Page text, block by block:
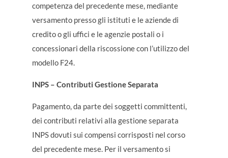
competenza del precedente mese, mediante
versamento presso gli istituti e le aziende di
credito o gli uffici e le agenzie postali o i
concessionari della riscossione con l’utilizzo del
modello F24.
INPS – Contributi Gestione Separata
Pagamento, da parte dei soggetti committenti,
dei contributi relativi alla gestione separata
INPS dovuti sui compensi corrisposti nel corso
del precedente mese. Per il versamento si